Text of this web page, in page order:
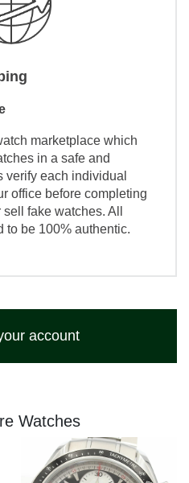
marketplace which
in a safe and
verify each individual
office before completing
fake watches. All
to be 100% authentic.
account
Watches